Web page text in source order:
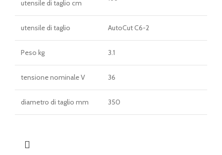
utensile di taglio cm
utensile di taglio AutoCut C6-2
Peso kg 3.1
tensione nominale V 36
diametro di taglio mm 350